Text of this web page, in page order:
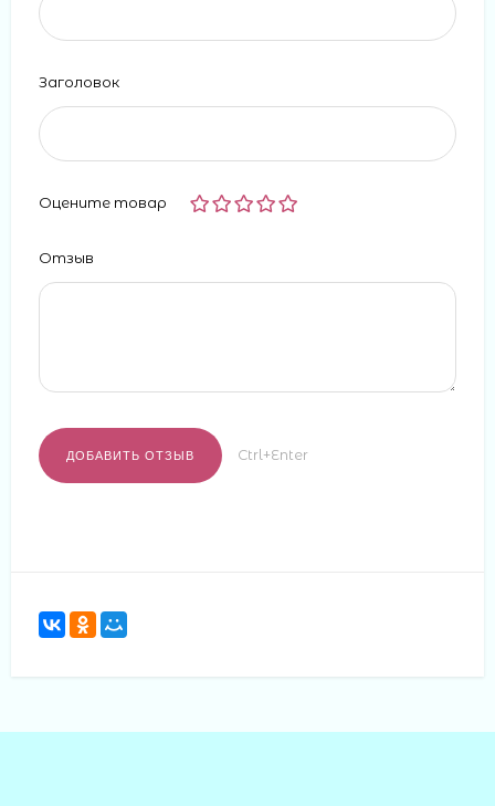
Заголовок
Оцените товар
Отзыв
Ctrl+Enter